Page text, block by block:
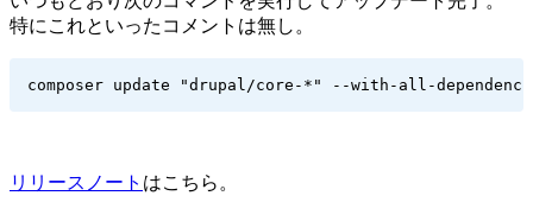
特にこれといったコメントは無し。
composer update "drupal/core-*" --with-all-
リリースノート はこちら。